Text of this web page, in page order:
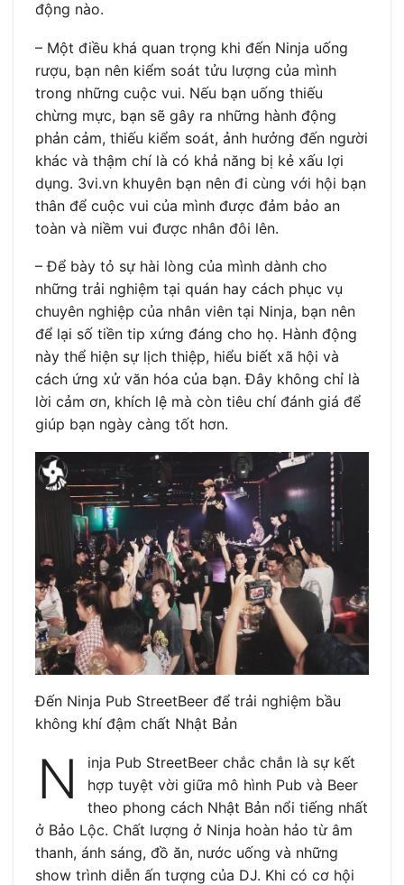
động nào.
– Một điều khá quan trọng khi đến Ninja uống
rượu, bạn nên kiểm soát tửu lượng của mình
trong những cuộc vui. Nếu bạn uống thiếu
chừng mực, bạn sẽ gây ra những hành động
phản cảm, thiếu kiểm soát, ảnh hưởng đến người
khác và thậm chí là có khả năng bị kẻ xấu lợi
dụng. 3vi.vn khuyên bạn nên đi cùng với hội bạn
thân để cuộc vui của mình được đảm bảo an
toàn và niềm vui được nhân đôi lên.
– Để bày tỏ sự hài lòng của mình dành cho
những trải nghiệm tại quán hay cách phục vụ
chuyên nghiệp của nhân viên tại Ninja, bạn nên
để lại số tiền tip xứng đáng cho họ. Hành động
này thể hiện sự lịch thiệp, hiểu biết xã hội và
cách ứng xử văn hóa của bạn. Đây không chỉ là
lời cảm ơn, khích lệ mà còn tiêu chí đánh giá để
giúp bạn ngày càng tốt hơn.
Đến Ninja Pub StreetBeer để trải nghiệm bầu
không khí đậm chất Nhật Bản
N
inja Pub StreetBeer chắc chắn là sự kết
hợp tuyệt vời giữa mô hình Pub và Beer
theo phong cách Nhật Bản nổi tiếng nhất
ở Bảo Lộc. Chất lượng ở Ninja hoàn hảo từ âm
thanh, ánh sáng, đồ ăn, nước uống và những
show trình diễn ấn tượng của DJ. Khi có cơ hội